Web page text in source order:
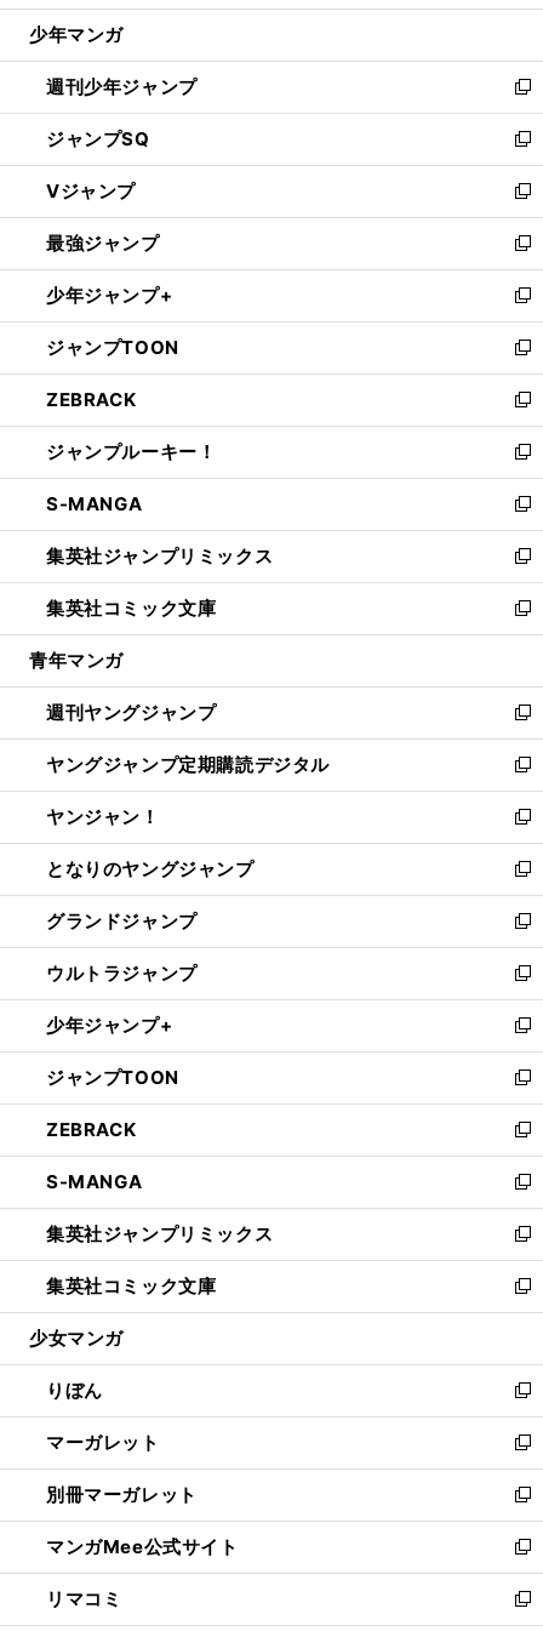
ウ
開
く
少年マンガ
週刊少年ジャンプ
新
し
い
ウ
ィ
ン
ド
ウ
で
開
く
ジャンプSQ
新
し
い
ウ
ィ
ン
ド
ウ
で
開
く
Vジャンプ
新
し
い
ウ
ィ
ン
ド
ウ
で
開
く
最強ジャンプ
新
し
い
ウ
ィ
ン
ド
ウ
で
開
く
少年ジャンプ+
新
し
い
ウ
ィ
ン
ド
ウ
で
開
く
ジャンプTOON
新
し
い
ウ
ィ
ン
ド
ウ
で
開
く
ZEBRACK
新
し
い
ウ
ィ
ン
ド
ウ
で
開
ジャンプルーキー！
新
し
い
ウ
ィ
ン
ド
ウ
開
く
S-MANGA
新
し
い
ウ
ィ
ン
ウ
で
開
く
集英社ジャンプリミックス
新
し
い
ウ
ン
ド
ウ
で
開
く
集英社コミック文庫
新
し
ウ
ィ
ン
ド
ウ
で
開
く
青年マンガ
週刊ヤングジャンプ
新
し
い
ウ
ィ
ン
ド
ウ
で
開
く
ヤングジャンプ定期購読デジタル
新
し
い
ウ
ィ
ン
ド
ウ
で
開
く
ヤンジャン！
新
し
い
ウ
ィ
ン
ド
ウ
で
開
く
となりのヤングジャンプ
新
し
い
ウ
ィ
ン
ド
ウ
で
開
く
グランドジャンプ
新
し
い
ウ
ィ
ン
ド
ウ
で
開
く
ウルトラジャンプ
新
し
い
ウ
ィ
ン
ド
ウ
で
開
く
少年ジャンプ+
新
し
い
ウ
ィ
ン
ド
ウ
で
開
く
ジャンプTOON
新
し
い
ウ
ィ
ン
ド
ウ
で
開
ZEBRACK
新
し
い
ウ
ィ
ン
ド
ウ
開
く
S-MANGA
新
し
い
ウ
ィ
ン
ウ
で
開
く
集英社ジャンプリミックス
新
し
い
ウ
ン
ド
ウ
で
開
く
集英社コミック文庫
新
し
ウ
ィ
ン
ド
ウ
で
開
く
少女マンガ
りぼん
新
し
い
ウ
ィ
ン
ド
ウ
で
開
マーガレット
新
し
い
ウ
ィ
ン
ド
ウ
別冊マーガレット
新
し
い
ウ
ィ
ン
マンガMee公式サイト
新
し
い
ウ
リマコミ
新
し